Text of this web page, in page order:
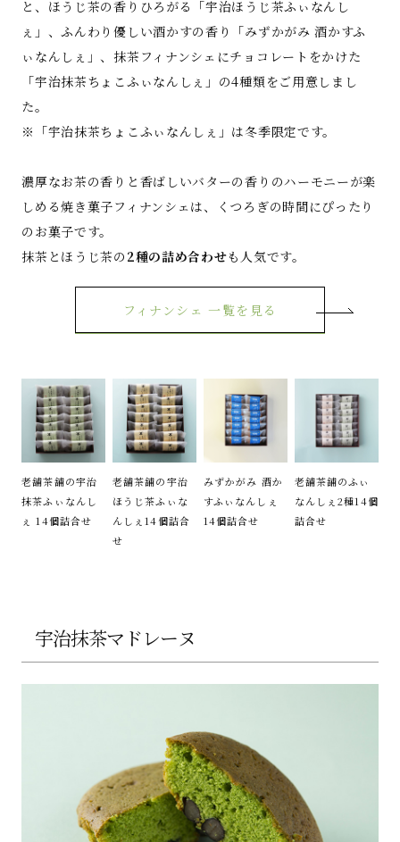
と、ほうじ茶の香りひろがる「宇治ほうじ茶ふぃなんし
ぇ」、ふんわり優しい酒かすの香り「みずかがみ 酒かすふ
ぃなんしぇ」、抹茶フィナンシェにチョコレートをかけた
「宇治抹茶ちょこふぃなんしぇ」の4種類をご用意しまし
た。
※「宇治抹茶ちょこふぃなんしぇ」は冬季限定です。
濃厚なお茶の香りと香ばしいバターの香りのハーモニーが楽
しめる焼き菓子フィナンシェは、くつろぎの時間にぴったり
のお菓子です。
抹茶とほうじ茶の 2種の詰め合わせも人気です。
フィナンシェ 一覧を見る
老舗茶舗の宇治
抹茶ふぃなんし
ぇ 14個詰合せ
老舗茶舗の宇治
ほうじ茶ふぃな
んしぇ14個詰合
せ
みずかがみ 酒か
すふぃなんしぇ
14個詰合せ
老舗茶舗のふぃ
なんしぇ2種14個
詰合せ
宇治抹茶マドレーヌ